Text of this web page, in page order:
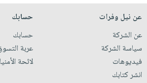
عن نيل وفرات
عن الشركة
سياسة الشركة
فيديوهات
انشر كتابك
حسابك
حسابك
عربة
لائحة